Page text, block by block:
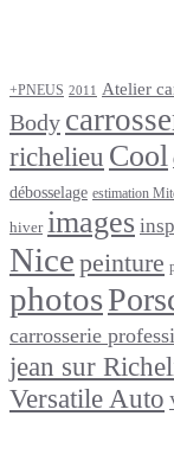
+PNEUS 2011 Atelier
Body
richelieu Cool
débosselage estimation
hiver images
Nice peinture
photos
carrosserie
jean sur
Versatile Auto